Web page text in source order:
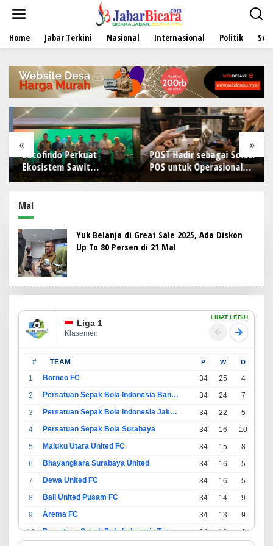
t
Home Jabar Terkini Nasional Internasional Politik
« »
Sucofindo Perkuat
Ekosistem Sawit
Berkelanjutan melalui
POST Hadir sebagai Solusi
POS untuk Operasional
Restoran
Mal
Yuk Belanja di Great Sale 2025, Ada Diskon
Up To 80 Persen di 21 Mal
Liga 1
Klasemen
LIHAT LEBIH
# TEAM P W D
1 Borneo FC 34 25 4
2
Persatuan Sepak Bola Indonesia Bandung 34 24 7
3
Persatuan Sepak Bola Indonesia Jakarta 34 22 5
4
Persatuan Sepak Bola Surabaya 34 16 10
5
Maluku Utara United FC 34 15 8
6
Bhayangkara Surabaya United 34 16 5
7
Dewa United FC 34 16 5
8
Bali United Pusam FC 34 14 9
9
Arema FC 34 13 9
10
Persatuan Sepak Bola Indonesia Tangerang 34 13 6